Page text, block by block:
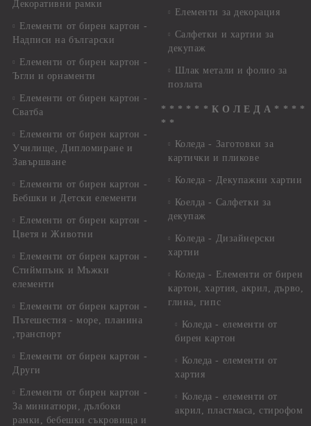
Декоративни рамки
Елементи от бирен картон -
Надписи на български
Елементи от бирен картон -
Ъгли и орнаменти
Елементи от бирен картон -
Сватба
Елементи от бирен картон -
Училище, Дипломиране и
Завършване
Елементи от бирен картон -
Бебшки и Детски елементи
Елементи от бирен картон -
Цветя и Животни
Елементи от бирен картон -
Стиймпънк и Мъжки
елементи
Елементи от бирен картон -
Пътешестия - море, планина
,транспорт
Елементи от бирен картон -
Други
Елементи от бирен картон -
За миниатюри, дълбоки
рамки, бебешки съкровища и
Елементи за декорация
Салфетки и хартии за
декупаж
Шлак метали и фолио за
позлата
* * * * * * К О Л Е Д А * * * *
* *
Коледа - Заготовки за
картички и пликове
Коледа - Декупажни хартии
Коелда - Салфетки за
декупаж
Коледа - Дизайнерски
хартии
Коледа - Eлементи от бирен
картон, хартия, акрил, дърво,
глина, гипс
Коледа - елементи от
бирен картон
Коледа - елементи от
хартия
Коледа - елементи от
акрил, пластмаса, стирофом